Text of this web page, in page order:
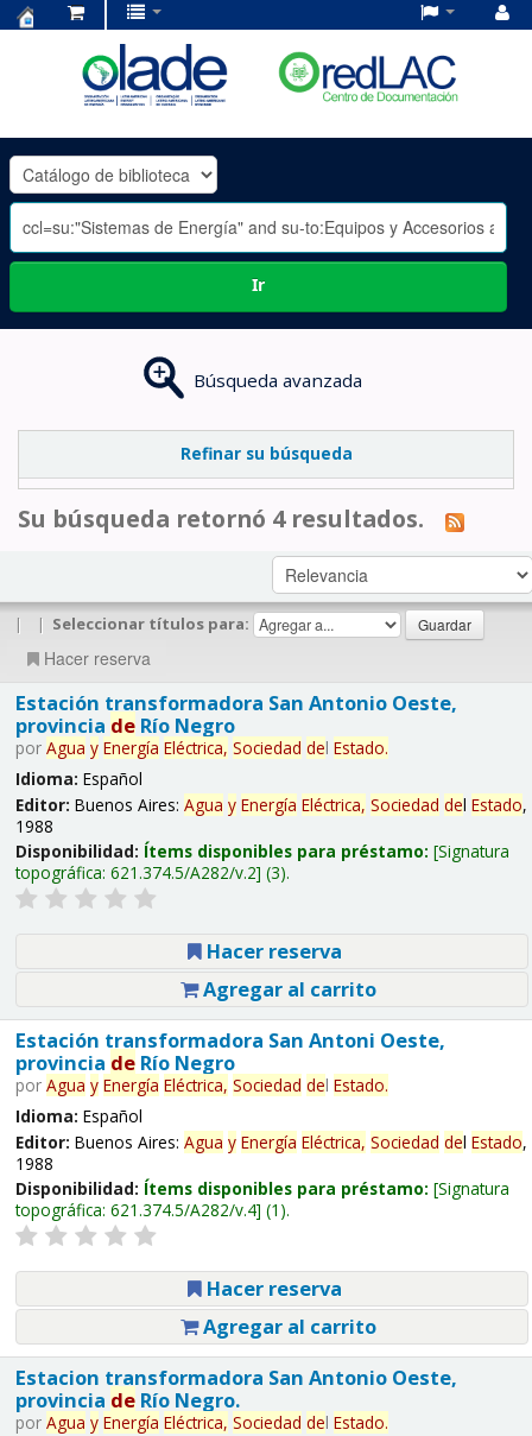
OLADE
-
Ir
Búsqueda avanzada
Refinar su búsqueda
Su búsqueda retornó 4 resultados.
| | Seleccionar títulos para:
Hacer reserva
Estación transformadora San Antonio Oeste,
provincia deRío Negro
por Agua y Energía Eléctrica, Sociedad del Estado.
Idioma: Español
Editor: Buenos Aires: Agua y Energía Eléctrica, Sociedad del Estado,
1988
Disponibilidad: Ítems disponibles para préstamo: Signatura
topográfica: 621.374.5/A282/v.2 (3).
Hacer reserva
Agregar al carrito
Estación transformadora San Antoni Oeste,
provincia deRío Negro
por Agua y Energía Eléctrica, Sociedad del Estado.
Idioma: Español
Editor: Buenos Aires: Agua y Energía Eléctrica, Sociedad del Estado,
1988
Disponibilidad: Ítems disponibles para préstamo: Signatura
topográfica: 621.374.5/A282/v.4 (1).
Hacer reserva
Agregar al carrito
Estacion transformadora San Antonio Oeste,
provincia deRío Negro.
por Agua y Energía Eléctrica, Sociedad del Estado.